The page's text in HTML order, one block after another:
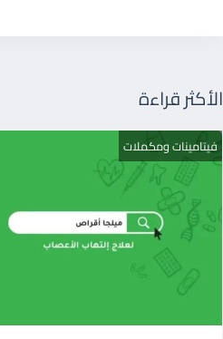
الأكثر قراءة
فيتامينات ومكملات